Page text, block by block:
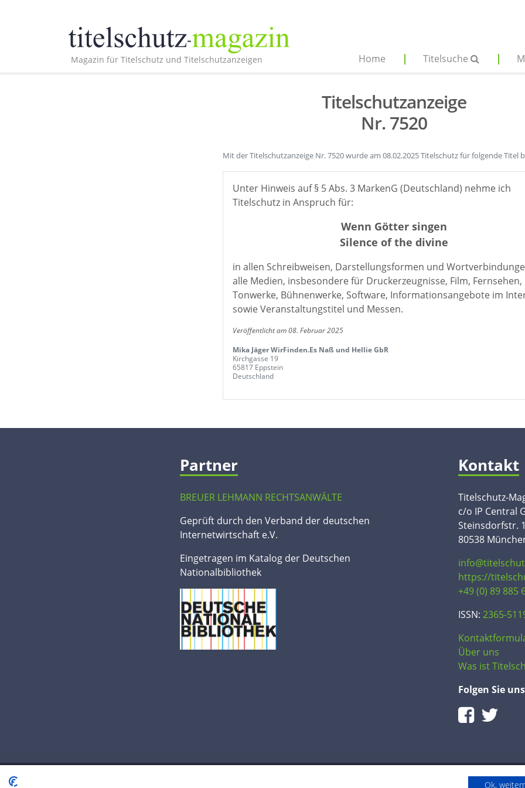
Magazin für Titelschutz und Titelschutzanzeigen Home Titelsuche
Titelschutzanzeige
Nr. 7520
Mit der Titelschutzanzeige Nr. 7520 wurde am 08.02.2025 Titelschutz für folgende Titel
Unter Hinweis auf § 5 Abs. 3 MarkenG (Deutschland) nehme ich
Titelschutz in Anspruch für:
Wenn Götter singen
Silence of the divine
in allen Schreibweisen, Darstellungsformen und
alle Medien, insbesondere für Druckerzeugnisse, Film, Fernsehen,
Tonwerke, Bühnenwerke, Software, Informationsangebote im
sowie Veranstaltungstitel und Messen.
Veröffentlicht am 08. Februar 2025
Mika Jäger WirFinden.Es Naß und Hellie GbR
Kirchgasse 19
65817 Eppstein
Deutschland
Partner
BREUER LEHMANN RECHTSANWÄLTE
Geprüft durch den Verband der deutschen
Internetwirtschaft e.V.
Eingetragen im Katalog der Deutschen
Nationalbibliothek
Kontakt
Titelschutz-
c/o IP Central
Steinsdorfstr.
80538
https://
+49 (0) 89 885
ISSN: 2365-
Über uns
Was ist
Folgen Sie uns
Ok,